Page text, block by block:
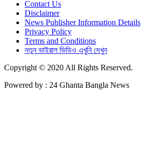
Contact Us
Disclaimer
News Publisher Information Details
Privacy Policy
Terms and Conditions
নতুন ভাইরাল ভিডিও এখুনি দেখুন
Copyright © 2020 All Rights Reserved.
Powered by : 24 Ghanta Bangla News